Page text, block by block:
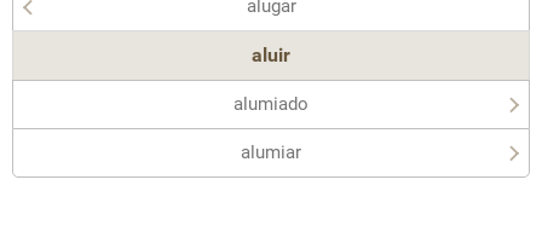
alugar
aluir
alumiado
alumiar